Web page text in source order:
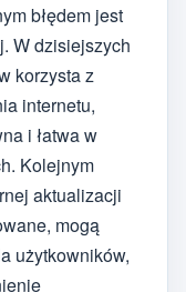
błędem jest
W dzisiejszych
korzysta z
internetu,
i łatwa w
Kolejnym
aktualizacji
mogą
użytkowników,